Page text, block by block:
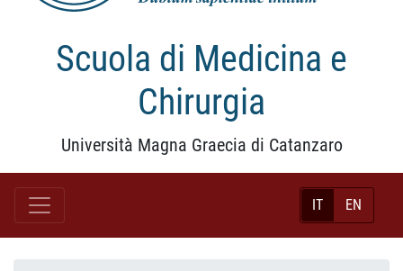
Scuola di Medicina e
Chirurgia
Università Magna Graecia di Catanzaro
IT EN